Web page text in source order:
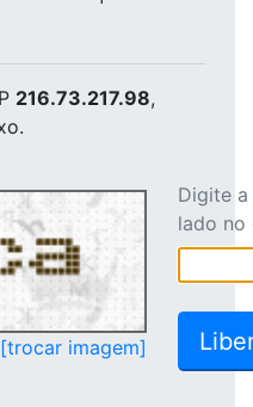
216.73.217.98,
[trocar imagem]
Digite
lado no